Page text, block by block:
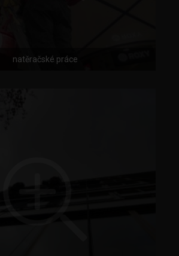
natěračské práce